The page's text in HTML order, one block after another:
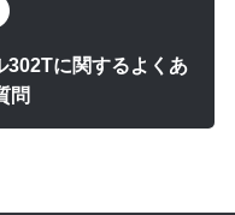
302Tに関するよくあ
問